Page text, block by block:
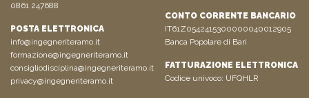
0861 247688
POSTA ELETTRONICA
info@ingegneriteramo.it
formazione@ingegneriteramo.it
consigliodisciplina@ingegneriteramo.it
privacy@ingegneriteramo.it
CONTO CORRENTE BANCARIO
IT61Z0542415300000040012905
Banca Popolare di Bari
FATTURAZIONE ELETTRONICA
Codice univoco: UFQHLR